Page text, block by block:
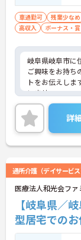
車通勤可 残業少なめ
高収入
ボーナス・
岐阜県岐阜市に
ご興味をお持ち
トをお伝えしま
いませ。
詳
通所介護（デイサービス
医療法人和光会フ
【岐阜県／
型居宅での